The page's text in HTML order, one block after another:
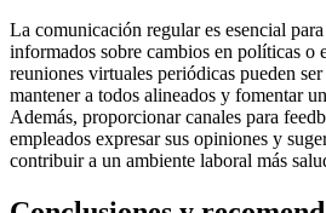
La comunicación regular es esencial
informados sobre cambios en políticas o
reuniones virtuales periódicas pueden
mantener a todos alineados y fomentar
Además, proporcionar canales para
empleados expresar sus opiniones y
contribuir a un ambiente laboral más